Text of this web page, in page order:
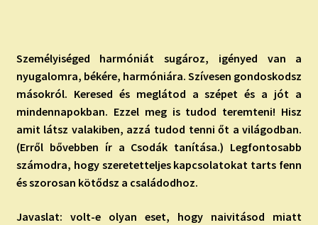
Személyiséged harmóniát sugároz, igényed van a
nyugalomra, békére, harmóniára. Szívesen gondoskodsz
másokról. Keresed és meglátod a szépet és a jót a
mindennapokban. Ezzel meg is tudod teremteni! Hisz
amit látsz valakiben, azzá tudod tenni őt a világodban.
(Erről bővebben ír a Csodák tanítása.) Legfontosabb
számodra, hogy szeretetteljes kapcsolatokat tarts fenn
és szorosan kötődsz a családodhoz.
Javaslat: volt-e olyan eset, hogy naivitásod miatt